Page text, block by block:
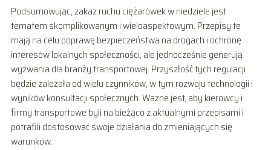
Podsumowując, zakaz ruchu ciężarówek w niedziele jest
tematem skomplikowanym i wieloaspektowym. Przepisy te
mają na celu poprawę bezpieczeństwa na drogach i ochronę
interesów lokalnych społeczności, ale jednocześnie generują
wyzwania dla branży transportowej. Przyszłość tych regulacji
będzie zależała od wielu czynników, w tym rozwoju technologii i
wyników konsultacji społecznych. Ważne jest, aby kierowcy i
firmy transportowe byli na bieżąco z aktualnymi przepisami i
potrafili dostosować swoje działania do zmieniających się
warunków.